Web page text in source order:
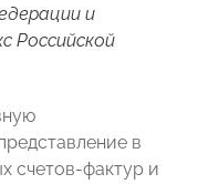
и
Российской
в
счетов-фактур и